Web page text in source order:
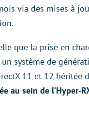
via des mises à
que la prise en
système de
11 et 12 héritée
au sein de l’Hyper-